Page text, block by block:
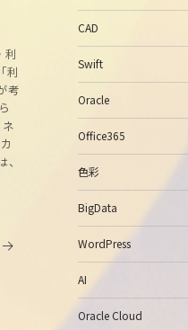
利
利
考
CAD
Swift
Oracle
Office365
色彩
BigData
WordPress
AI
Oracle Cloud